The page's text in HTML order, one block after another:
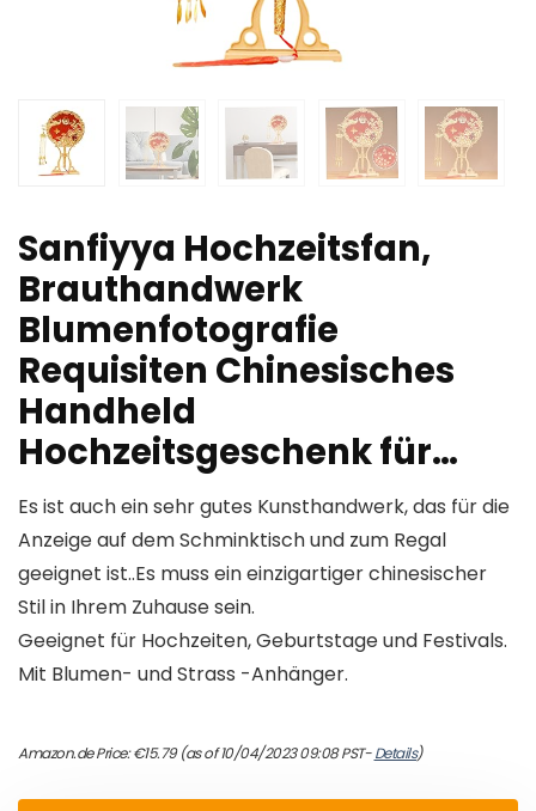
Sanfiyya Hochzeitsfan,
Brauthandwerk
Blumenfotografie
Requisiten Chinesisches
Handheld
Hochzeitsgeschenk für…
Es ist auch ein sehr gutes Kunsthandwerk, das für die
Anzeige auf dem Schminktisch und zum Regal
geeignet ist..Es muss ein einzigartiger chinesischer
Stil in Ihrem Zuhause sein.
Geeignet für Hochzeiten, Geburtstage und Festivals.
Mit Blumen- und Strass -Anhänger.
Amazon.de Price:€15.79(as of 10/04/2023 09:08 PST-Details)